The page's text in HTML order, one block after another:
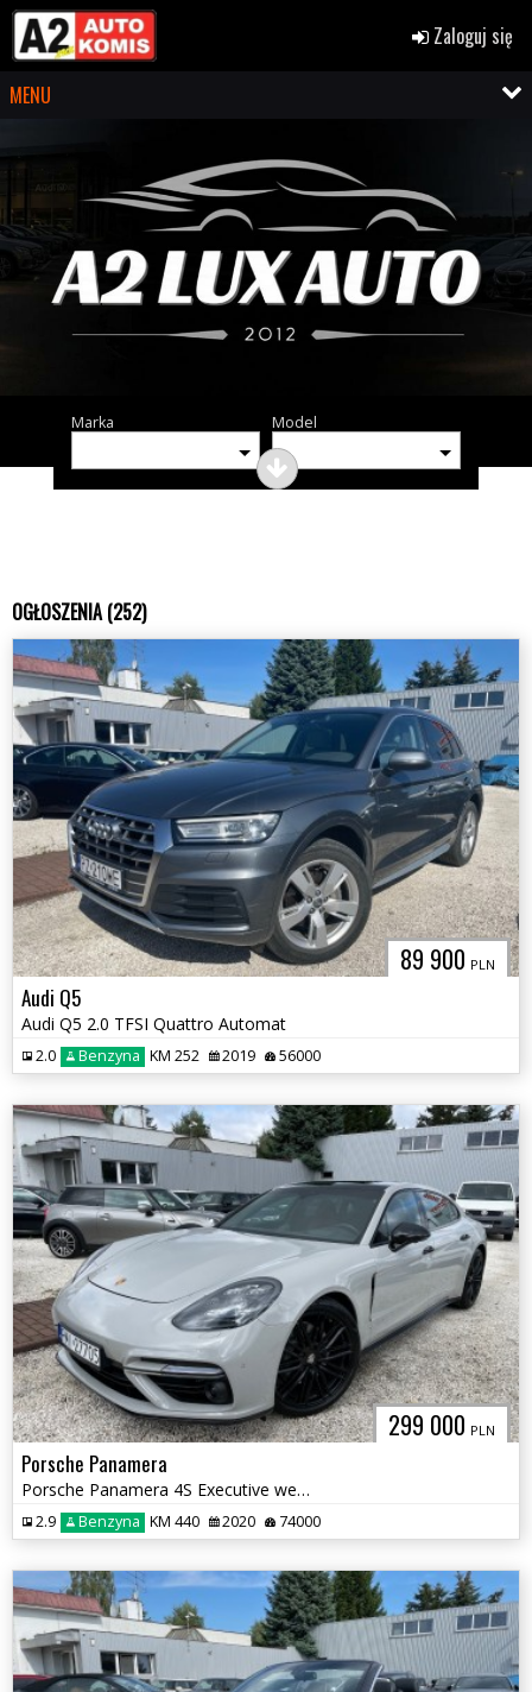
Zaloguj się
MENU
Marka Model
OGŁOSZENIA (252)
89 900 PLN
Audi Q5
Audi Q5 2.0 TFSI Quattro Automat
2.0 Benzyna KM 252 2019 56000
299 000 PLN
Porsche Panamera
Porsche Panamera 4S Executive wersja LONG 440 KM 4x4 Pakiet Turbo
2.9 Benzyna KM 440 2020 74000